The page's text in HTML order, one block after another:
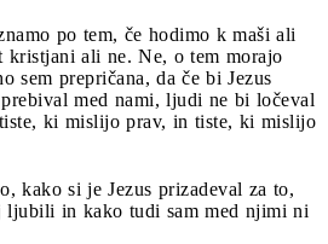
po tem, če hodimo k maši ali
kristjani ali ne. Ne, o tem morajo
sem prepričana, da če bi Jezus
med nami, ljudi ne bi ločeval
ki mislijo prav, in tiste, ki mislijo
kako si je Jezus prizadeval za to,
ljubili in kako tudi sam med njimi ni